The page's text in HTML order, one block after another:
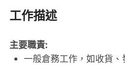
工作描述
主要職責:
一般倉務工作，如收貨